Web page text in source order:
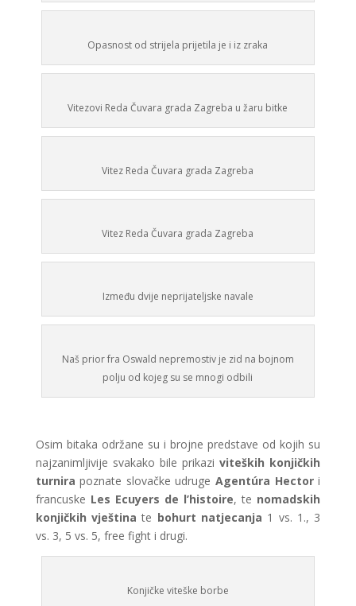
Opasnost od strijela prijetila je i iz zraka
Vitezovi Reda Čuvara grada Zagreba u žaru bitke
Vitez Reda Čuvara grada Zagreba
Vitez Reda Čuvara grada Zagreba
Između dvije neprijateljske navale
Naš prior fra Oswald nepremostiv je zid na bojnom
polju od kojeg su se mnogi odbili
Osim bitaka održane su i brojne predstave od kojih su
najzanimljivije svakako bile prikaziviteških konjičkih
turnira poznate slovačke udrugeAgentúra Hectori
francuske Les Ecuyers de l’histoire, te nomadskih
konjičkih vještina te bohurt natjecanja 1 vs. 1., 3
vs. 3, 5 vs. 5, free fight i drugi.
Konjičke viteške borbe